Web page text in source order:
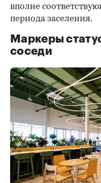
вполне
периода заселения.
Маркеры
соседи